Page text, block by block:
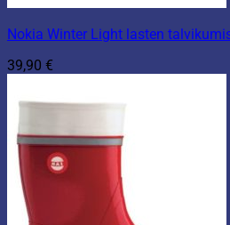
Nokia Winter Light lasten
39,90 €